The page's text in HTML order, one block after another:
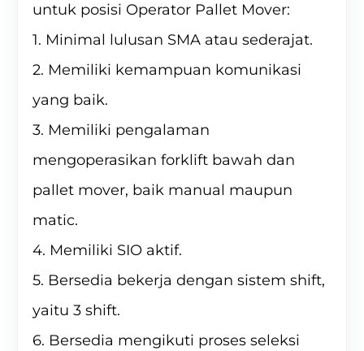
untuk posisi Operator Pallet Mover:
1. Minimal lulusan SMA atau sederajat.
2. Memiliki kemampuan komunikasi
yang baik.
3. Memiliki pengalaman
mengoperasikan forklift bawah dan
pallet mover, baik manual maupun
matic.
4. Memiliki SIO aktif.
5. Bersedia bekerja dengan sistem shift,
yaitu 3 shift.
6. Bersedia mengikuti proses seleksi